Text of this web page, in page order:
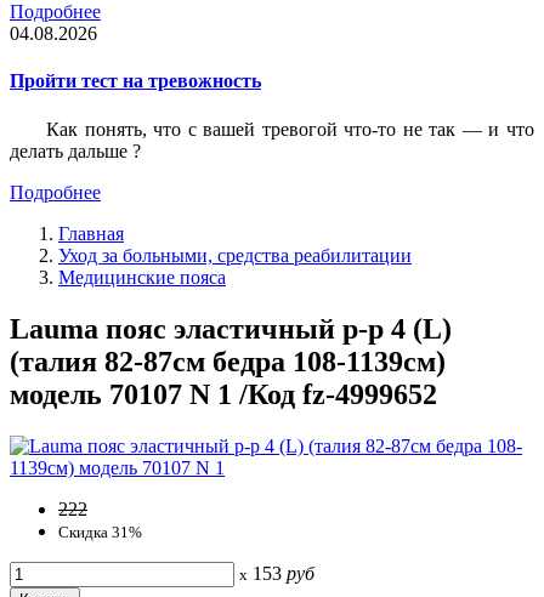
Подробнее
04.08.2026
Пройти тест на тревожность
Как понять, что с вашей тревогой что-то не так — и что
делать дальше ?
Подробнее
Главная
Уход за больными, средства реабилитации
Медицинские пояса
Lauma пояс эластичный р-р 4 (L)
(талия 82-87см бедра 108-1139см)
модель 70107 N 1 /Код fz-4999652
222
Скидка 31%
x 153 руб